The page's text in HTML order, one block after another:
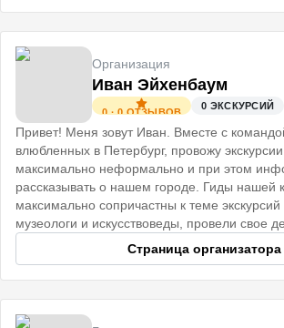
Организация
Иван Эйхенбаум
0 · 0 ОТЗЫВОВ
0 ЭКСКУРСИЙ
Привет! Меня зовут Иван. Вместе с
влюбленных в Петербург, провожу
максимально неформально и при этом
рассказывать о нашем городе. Гиды нашей
максимально сопричастны к теме
музеологи и искусствоведы, провели свое
старинных Петербургских домахСтраница организатора